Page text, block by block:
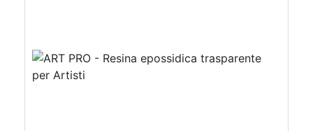
monete, pietre, ecc) Colate riempitive in
spessore dentro stampi e cassaforme
Caratteristiche principali: ✅ Bassissima